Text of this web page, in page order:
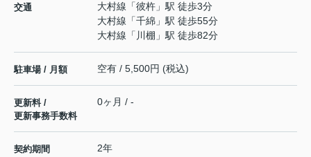
交通 大村線 「彼杵 」駅 徒歩3分
大村線 「千綿 」駅 徒歩55分
大村線 「 川棚 」駅 徒歩82分
駐車場 / 月額 空有 / 5,500円 (税込)
更新料 /
更新事務手数料
0ヶ月 / -
契約期間 2年